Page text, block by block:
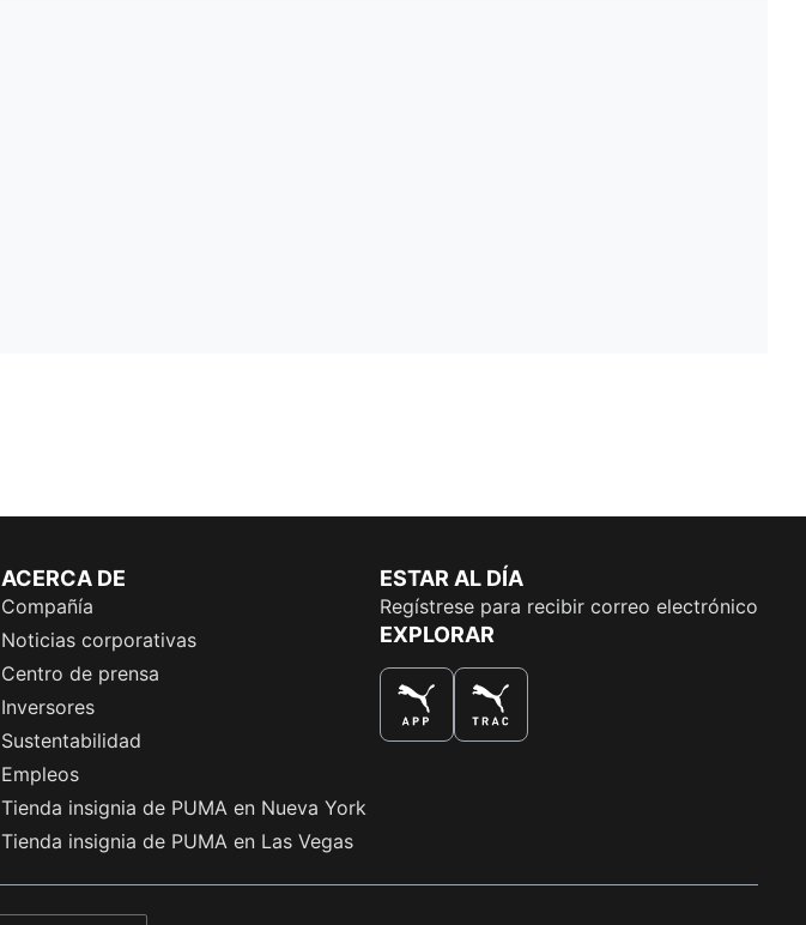
ACERCA DE
Compañía
Noticias corporativas
Centro de prensa
Inversores
Sustentabilidad
Empleos
Tienda insignia de PUMA en Nueva York
Tienda insignia de PUMA en Las Vegas
ESTAR AL DÍA
Regístrese para recibir correo electrónico
EXPLORAR